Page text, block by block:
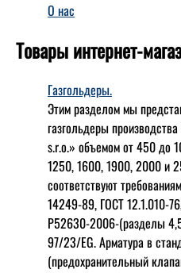
О нас
Товары интернет-
Газгольдеры.
Этим разделом мы
газгольдеры
s.r.o.» объемом от 450 до
1250, 1600, 1900, 2000 и
соответствуют
14249-89, ГОСТ 12.1.010-
Р52630-2006-(разделы
97/23/EG. Арматура в
(предохранительный